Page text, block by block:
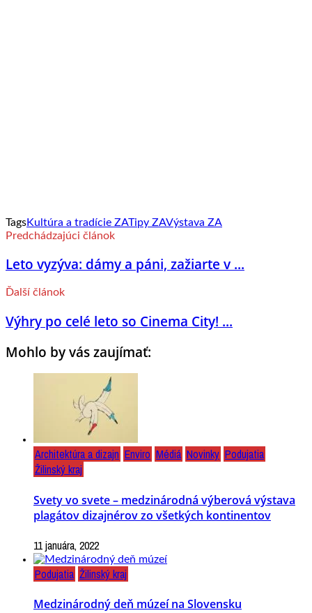
TagsKultúra a tradície ZATipy ZAVýstava ZA
Predchádzajúci článok
Leto vyzýva: dámy a páni, zažiarte v ...
Ďalší článok
Výhry po celé leto so Cinema City! ...
Mohlo by vás zaujímať:
Architektúra a dizajn Enviro Médiá Novinky Podujatia
Žilinský kraj
Svety vo svete – medzinárodná výberová výstava
plagátov dizajnérov zo všetkých kontinentov
11 januára, 2022
Podujatia Žilinský kraj
Medzinárodný deň múzeí na Slovensku